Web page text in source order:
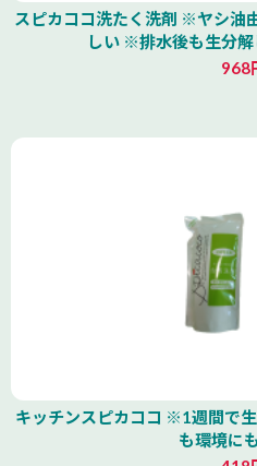
スピカココ洗たく洗剤 ※ヤシ油
しい ※排水後も生分
968
キッチンスピカココ ※1週間で
も環境に